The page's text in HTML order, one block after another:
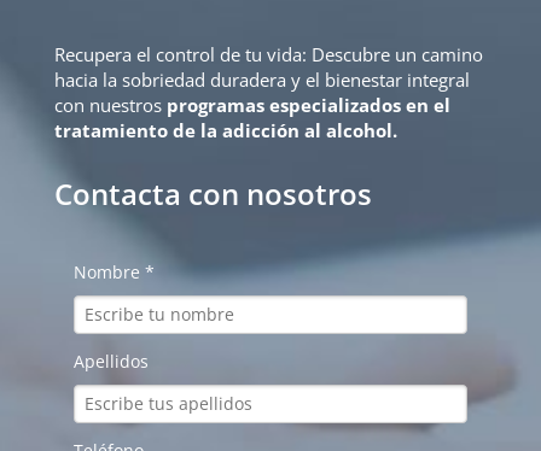
Recupera el control de tu vida: Descubre un camino
hacia la sobriedad duradera y el bienestar integral
con nuestros programas especializados en el
tratamiento de la adicción al alcohol.
Contacta con nosotros